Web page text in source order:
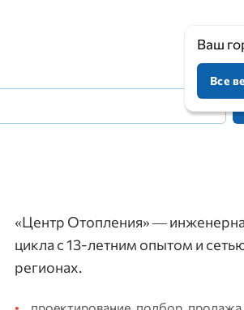
Ваш
Все
«Центр Отопления» —
цикла с 13-летним опытом и
регионах.